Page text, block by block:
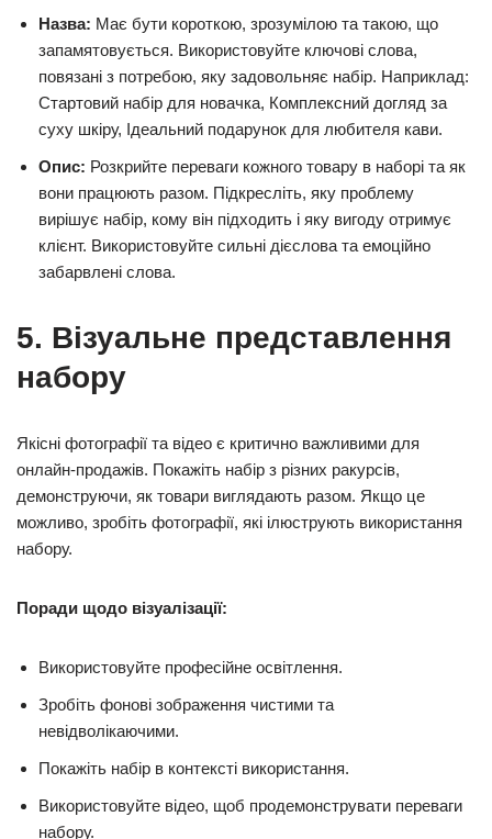
Назва: Має бути короткою, зрозумілою та такою, що
запамятовується. Використовуйте ключові слова,
повязані з потребою, яку задовольняє набір. Наприклад:
Стартовий набір для новачка, Комплексний догляд за
суху шкіру, Ідеальний подарунок для любителя кави.
Опис: Розкрийте переваги кожного товару в наборі та як
вони працюють разом. Підкресліть, яку проблему
вирішує набір, кому він підходить і яку вигоду отримує
клієнт. Використовуйте сильні дієслова та емоційно
забарвлені слова.
5. Візуальне представлення
набору
Якісні фотографії та відео є критично важливими для
онлайн-продажів. Покажіть набір з різних ракурсів,
демонструючи, як товари виглядають разом. Якщо це
можливо, зробіть фотографії, які ілюструють використання
набору.
Поради щодо візуалізації:
Використовуйте професійне освітлення.
Зробіть фонові зображення чистими та
невідволікаючими.
Покажіть набір в контексті використання.
Використовуйте відео, щоб продемонструвати переваги
набору.